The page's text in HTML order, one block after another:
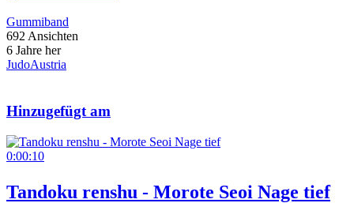
Gummiband
692 Ansichten
6 Jahre her
JudoAustria
Hinzugefügt am
0:00:10
Tandoku renshu - Morote Seoi Nage tief